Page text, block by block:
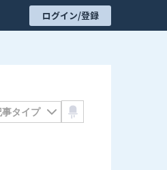
ログイン/登録